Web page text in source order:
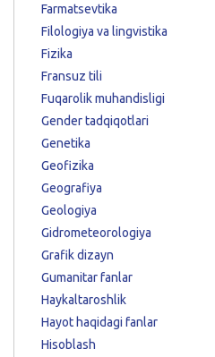
Farmatsevtika
Filologiya va lingvistika
Fizika
Fransuz tili
Fuqarolik muhandisligi
Gender tadqiqotlari
Genetika
Geofizika
Geografiya
Geologiya
Gidrometeorologiya
Grafik dizayn
Gumanitar fanlar
Haykaltaroshlik
Hayot haqidagi fanlar
Hisoblash